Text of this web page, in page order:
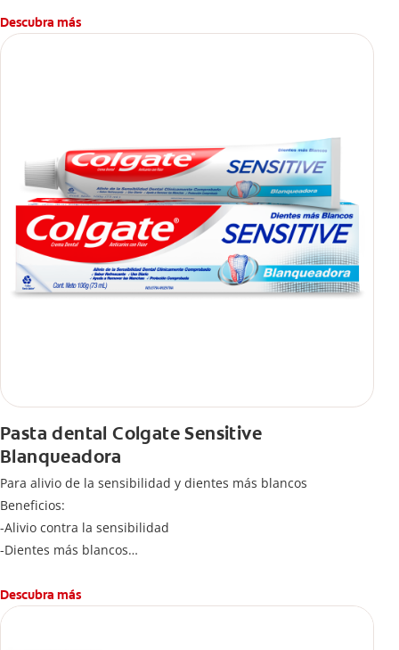
un cepillo normal.
Descubra más
Pasta dental Colgate Sensitive
Blanqueadora
Para alivio de la sensibilidad y dientes más blancos
Beneficios:
-Alivio contra la sensibilidad
-Dientes más blancos
-Sabor refrescante
Descubra más